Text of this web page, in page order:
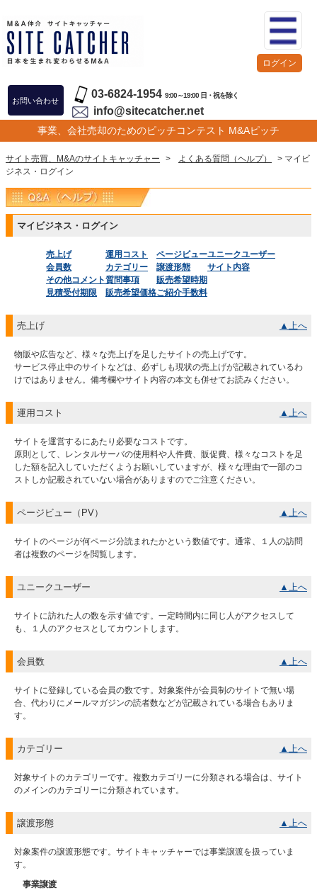
お問い合わせ
03-6824-1954 9:00～19:00 日・祝を除く
info@sitecatcher.net
事業、会社売却のためのピッチコンテスト M&Aピッチ
ログイン
サイト売買、M&Aのサイトキャッチャー > よくある質問（ヘルプ）
> マイビ
ジネス・ログイン
マイビジネス・ログイン
売上げ 運用コスト ページビューユニークユーザー
会員数
カテゴリー 譲渡形態
サイト内容
その他コメント質問事項
販売希望時期
見積受付期限
販売希望価格ご紹介手数料
売上げ ▲上へ
物販や広告など、様々な売上げを足したサイトの売上げです。
サービス停止中のサイトなどは、必ずしも現状の売上げが記載されているわ
けではありません。備考欄やサイト内容の本文も併せてお読みください。
運用コスト ▲上へ
サイトを運営するにあたり必要なコストです。
原則として、レンタルサーバの使用料や人件費、販促費、様々なコストを足
した額を記入していただくようお願いしていますが、様々な理由で一部のコ
ストしか記載されていない場合がありますのでご注意ください。
ページビュー（PV） ▲上へ
サイトのページが何ページ分読まれたかという数値です。通常、１人の訪問
者は複数のページを閲覧します。
ユニークユーザー ▲上へ
サイトに訪れた人の数を示す値です。一定時間内に同じ人がアクセスして
も、１人のアクセスとしてカウントします。
会員数 ▲上へ
サイトに登録している会員の数です。対象案件が会員制のサイトで無い場
合、代わりにメールマガジンの読者数などが記載されている場合もありま
す。
カテゴリー ▲上へ
対象サイトのカテゴリーです。複数カテゴリーに分類される場合は、サイト
のメインのカテゴリーに分類されています。
譲渡形態 ▲上へ
対象案件の譲渡形態です。サイトキャッチャーでは事業譲渡を扱っていま
す。
事業譲渡